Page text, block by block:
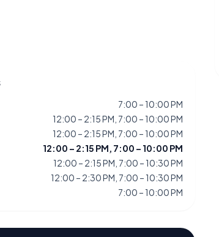
7:00 – 10:00 PM
12:00 – 2:15 PM, 7:00 – 10:00 PM
12:00 – 2:15 PM, 7:00 – 10:00 PM
12:00 – 2:15 PM, 7:00 – 10:00 PM
12:00 – 2:15 PM, 7:00 – 10:30 PM
12:00 – 2:30 PM, 7:00 – 10:30 PM
7:00 – 10:00 PM